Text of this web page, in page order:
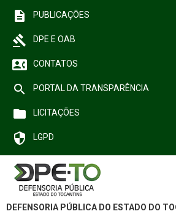
description PUBLICAÇÕES
gavel DPE E OAB
contact_phone CONTATOS
search PORTAL DA TRANSPARÊNCIA
folder LICITAÇÕES
security LGPD
DEFENSORIA PÚBLICA DO ESTADO DO